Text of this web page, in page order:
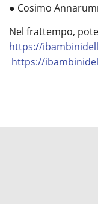
● Cosimo
Nel frattempo,
https://
https://